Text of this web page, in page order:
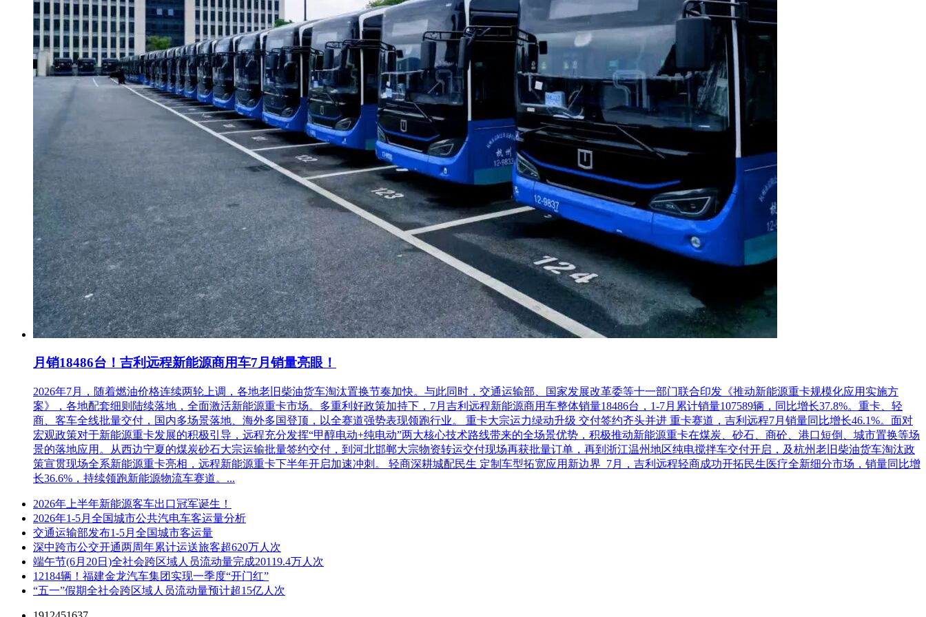
月销18486台！吉利远程新能源商用车7月销量亮眼！
2026年7月，随着燃油价格连续两轮上调，各地老旧柴油货车淘汰置换节奏加快。与此同时，交通运输部、国家发展改革委等十一部门联合印发《推动新能源重卡规模化应用实施方
案》，各地配套细则陆续落地，全面激活新能源重卡市场。多重利好政策加持下，7月吉利远程新能源商用车整体销量18486台，1-7月累计销量107589辆，同比增长37.8%。重卡、轻
商、客车全线批量交付，国内多场景落地、海外多国登顶，以全赛道强势表现领跑行业。 重卡大宗运力绿动升级 交付签约齐头并进 重卡赛道，吉利远程7月销量同比增长46.1%。面对
宏观政策对于新能源重卡发展的积极引导，远程充分发挥“甲醇电动+纯电动”两大核心技术路线带来的全场景优势，积极推动新能源重卡在煤炭、砂石、商砼、港口短倒、城市置换等场
景的落地应用。从西边宁夏的煤炭砂石大宗运输批量签约交付，到河北邯郸大宗物资转运交付现场再获批量订单，再到浙江温州地区纯电搅拌车交付开启，及杭州老旧柴油货车淘汰政
策宣贯现场全系新能源重卡亮相，远程新能源重卡下半年开启加速冲刺。 轻商深耕城配民生 定制车型拓宽应用新边界 7月，吉利远程轻商成功开拓民生医疗全新细分市场，销量同比增
长36.6%，持续领跑新能源物流车赛道。...
2026年上半年新能源客车出口冠军诞生！
2026年1-5月全国城市公共汽电车客运量分析
交通运输部发布1-5月全国城市客运量
深中跨市公交开通两周年累计运送旅客超620万人次
端午节(6月20日)全社会跨区域人员流动量完成20119.4万人次
12184辆！福建金龙汽车集团实现一季度“开门红”
“五一”假期全社会跨区域人员流动量预计超15亿人次